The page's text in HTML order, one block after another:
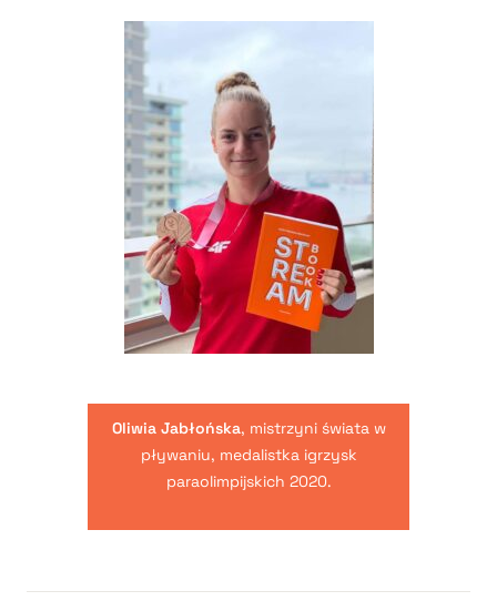
Oliwia Jabłońska, mistrzyni świata w
pływaniu, medalistka igrzysk
paraolimpijskich 2020.